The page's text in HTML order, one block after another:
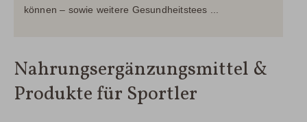
können – sowie weitere Gesundheitstees ...
Nahrungsergänzungsmittel &
Produkte für Sportler